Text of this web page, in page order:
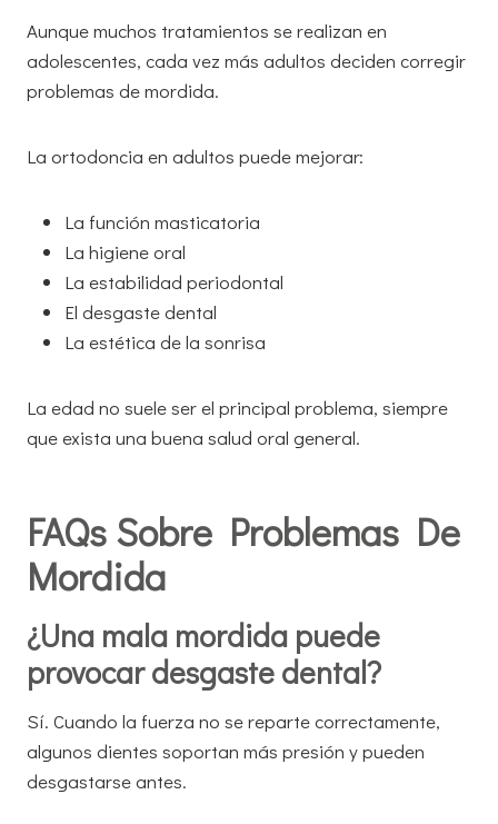
Aunque muchos tratamientos se realizan en
adolescentes, cada vez más adultos deciden corregir
problemas de mordida.
La ortodoncia en adultos puede mejorar:
La función masticatoria
La higiene oral
La estabilidad periodontal
El desgaste dental
La estética de la sonrisa
La edad no suele ser el principal problema, siempre
que exista una buena salud oral general.
FAQs Sobre Problemas De
Mordida
¿Una mala mordida puede
provocar desgaste dental?
Sí. Cuando la fuerza no se reparte correctamente,
algunos dientes soportan más presión y pueden
desgastarse antes.